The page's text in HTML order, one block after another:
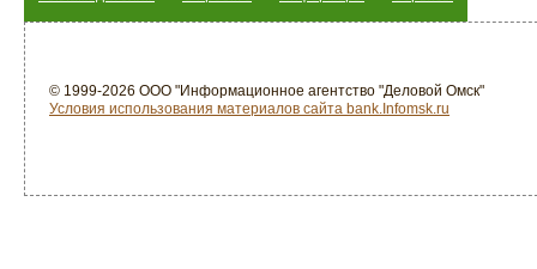
© 1999-2026 ООО "Информационное агентство "Деловой Омск"
Условия использования материалов сайта bank.Infomsk.ru